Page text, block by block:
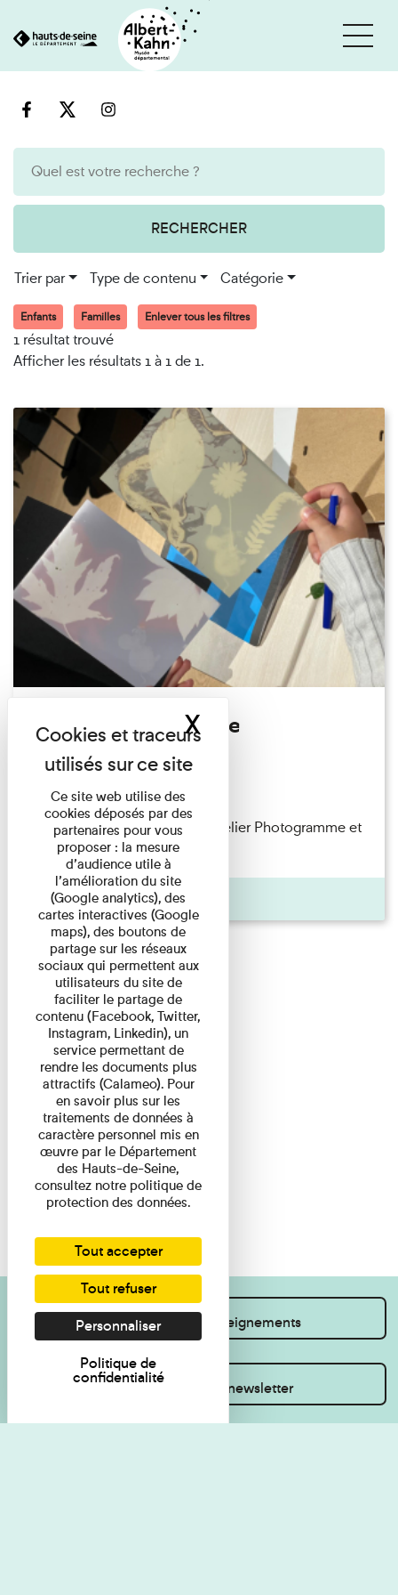
au
RECHERCHER
Trier par Type de contenu Catégorie
Enfants Familles Enlever tous les filtres
1 résultat trouvé
Afficher les résultats 1 à 1 de 1.
Atelier Photogramme
Familles
Du 23/08/2026 au 23/08/2026
Participez en famille à notre atelier Photogramme et
explorez une technique ...
Agenda
Je souhaite des renseignements
Inscrivez-vous à la newsletter
Cookies et traceurs utilisés sur ce site
Ce site web utilise des
cookies déposés par des
partenaires pour vous
proposer : la mesure
d’audience utile à
l’amélioration du site
(Google analytics), des
cartes interactives (Google
maps), des boutons de
partage sur les réseaux
sociaux qui permettent aux
utilisateurs du site de
faciliter le partage de
contenu (Facebook, Twitter,
Instagram, Linkedin), un
service permettant de
rendre les documents plus
attractifs (Calameo). Pour
en savoir plus sur les
traitements de données à
caractère personnel mis en
œuvre par le Département
des Hauts-de-Seine,
consultez notre politique de
protection des données.
Tout accepter
Tout refuser
Personnaliser
Politique de
confidentialité
XMasquer le